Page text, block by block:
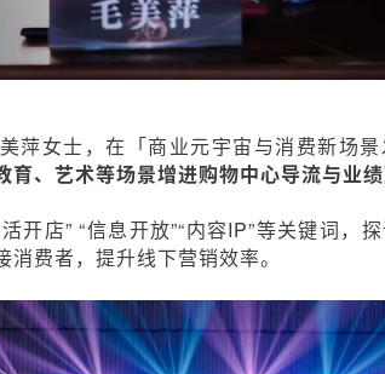
萍女士，在「商业元宇宙与消费新场
育、艺术等场景增进购物中心导流与业绩
开店” “信息开放”“内容IP”等关键词，
消费者，提升线下营销效率。